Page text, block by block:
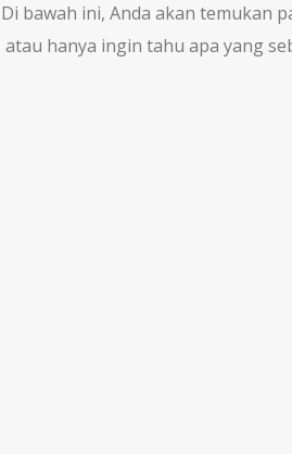
bawah ini, Anda akan temukan
hanya ingin tahu apa yang